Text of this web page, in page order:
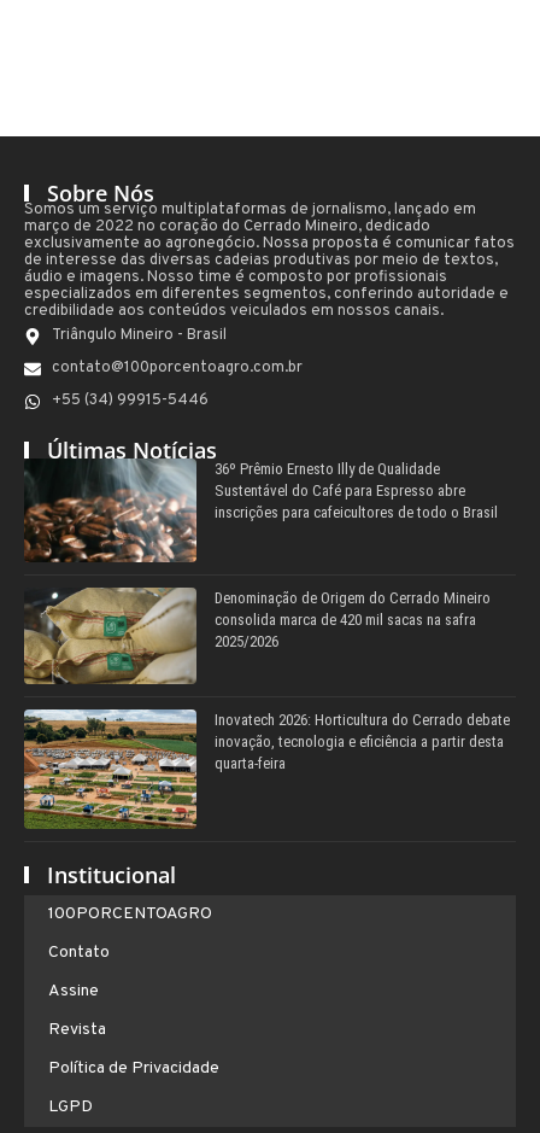
Sobre Nós
Somos um serviço multiplataformas de jornalismo, lançado em
março de 2022 no coração do Cerrado Mineiro, dedicado
exclusivamente ao agronegócio. Nossa proposta é comunicar fatos
de interesse das diversas cadeias produtivas por meio de textos,
áudio e imagens. Nosso time é composto por profissionais
especializados em diferentes segmentos, conferindo autoridade e
credibilidade aos conteúdos veiculados em nossos canais.
Triângulo Mineiro - Brasil
contato@100porcentoagro.com.br
+55 (34) 99915-5446
Últimas Notícias
36º Prêmio Ernesto Illy de Qualidade
Sustentável do Café para Espresso abre
inscrições para cafeicultores de todo o Brasil
Denominação de Origem do Cerrado Mineiro
consolida marca de 420 mil sacas na safra
2025/2026
Inovatech 2026: Horticultura do Cerrado debate
inovação, tecnologia e eficiência a partir desta
quarta-feira
Institucional
100PORCENTOAGRO
Contato
Assine
Revista
Política de Privacidade
LGPD